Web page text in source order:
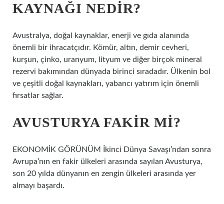
KAYNAĞI NEDIR?
Avustralya, doğal kaynaklar, enerji ve gıda alanında
önemli bir ihracatçıdır. Kömür, altın, demir cevheri,
kurşun, çinko, uranyum, lityum ve diğer birçok mineral
rezervi bakımından dünyada birinci sıradadır. Ülkenin bol
ve çeşitli doğal kaynakları, yabancı yatırım için önemli
fırsatlar sağlar.
AVUSTURYA FAKIR MI?
EKONOMİK GÖRÜNÜM İkinci Dünya Savaşı’ndan sonra
Avrupa’nın en fakir ülkeleri arasında sayılan Avusturya,
son 20 yılda dünyanın en zengin ülkeleri arasında yer
almayı başardı.